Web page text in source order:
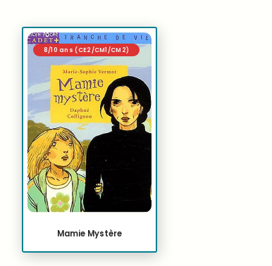
8/10 ans (CE2/CM1/CM2)
Mamie Mystère